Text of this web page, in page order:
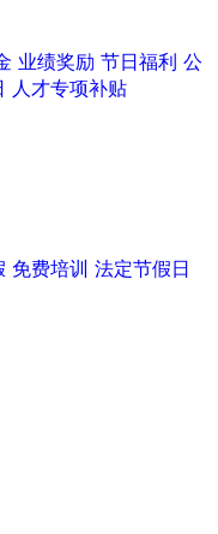
业绩奖励 节日福利 公
人才专项补贴
免费培训 法定节假日